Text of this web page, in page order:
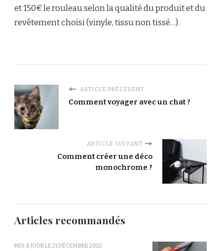
et 150€ le rouleau selon la qualité du produit et du
revêtement choisi (vinyle, tissu non tissé…).
ARTICLE PRÉCÉDENT
Comment voyager avec un chat ?
ARTICLE SUIVANT
Comment créer une déco
monochrome ?
Articles recommandés
MIS À JOUR LE 21 DÉCEMBRE 2022